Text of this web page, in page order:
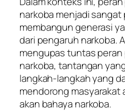
narkoba menjadi
membangun generasi
dari pengaruh narkoba.
mengupas tuntas
narkoba, tantangan
langkah-langkah yang
mendorong masyarakat
akan bahaya narkoba.